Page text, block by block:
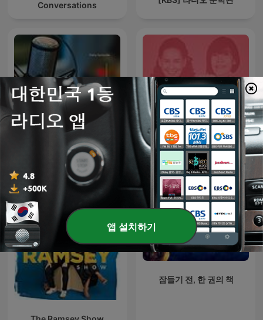
Conversations
English Learning Podcast พี่อ้อยพี่ฉอด พอดแคสต์
잠들기 전, 한 권의 책
앱 설치하기